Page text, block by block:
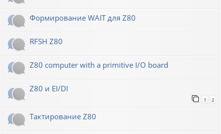
Формирование WAIT для Z80
RFSH Z80
Z80 computer with a primitive I/O board
Z80 и EI/DI
1 2
Тактирование Z80